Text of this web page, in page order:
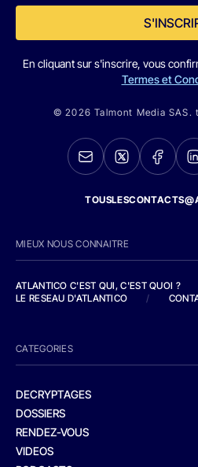
En cliquant sur s'inscrire, vous
Termes et
© 2026 Talmont Media SAS.
MIEUX NOUS CONNAITRE
ATLANTICO C'EST QUI, C'EST QUOI ?
LE RESEAU D'ATLANTICO
/
CATEGORIES
DECRYPTAGES
DOSSIERS
RENDEZ-VOUS
VIDEOS